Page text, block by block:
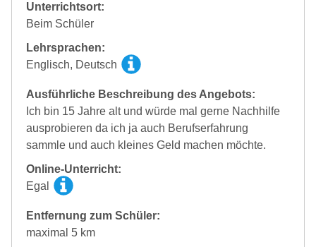
Unterrichtsort:
Beim Schüler
Lehrsprachen:
Englisch, Deutsch
Ausführliche Beschreibung des Angebots:
Ich bin 15 Jahre alt und würde mal gerne Nachhilfe
ausprobieren da ich ja auch Berufserfahrung
sammle und auch kleines Geld machen möchte.
Online-Unterricht:
Egal
Entfernung zum Schüler:
maximal 5 km